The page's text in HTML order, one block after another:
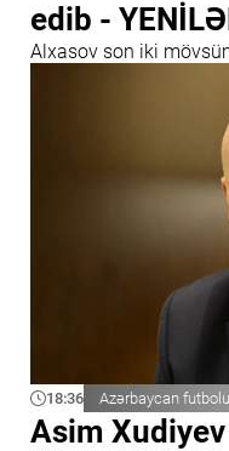
edib -
Alxasov son iki
18:36 Azərbaycan futbolu
Asim